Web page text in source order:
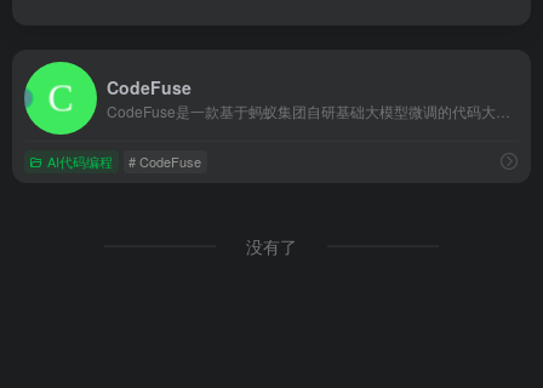
CodeFuse
AI代码编程 # CodeFuse
没有了